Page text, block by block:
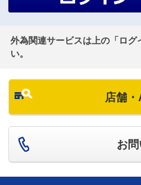
外為関連サービスは上の「ログ
い。
店舗
お